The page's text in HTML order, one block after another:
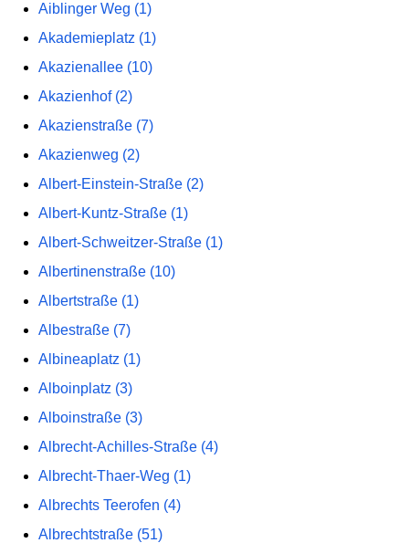
Aiblinger Weg (1)
Akademieplatz (1)
Akazienallee (10)
Akazienhof (2)
Akazienstraße (7)
Akazienweg (2)
Albert-Einstein-Straße (2)
Albert-Kuntz-Straße (1)
Albert-Schweitzer-Straße (1)
Albertinenstraße (10)
Albertstraße (1)
Albestraße (7)
Albineaplatz (1)
Alboinplatz (3)
Alboinstraße (3)
Albrecht-Achilles-Straße (4)
Albrecht-Thaer-Weg (1)
Albrechts Teerofen (4)
Albrechtstraße (51)